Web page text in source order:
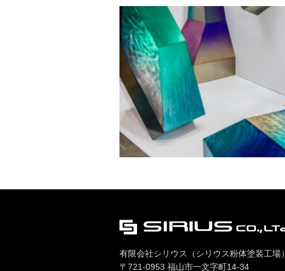
有限会社シリウス（シリウス粉体塗装工場）
〒721-0953 福山市一文字町14-34